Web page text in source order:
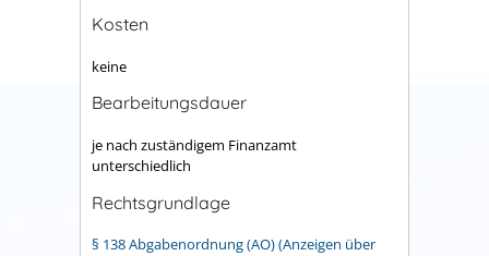
Kosten
keine
Bearbeitungsdauer
je nach zuständigem Finanzamt
unterschiedlich
Rechtsgrundlage
§ 138 Abgabenordnung (AO) (Anzeigen über